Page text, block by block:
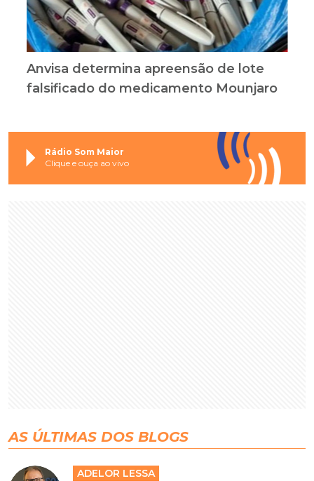
Anvisa determina apreensão de lote
falsificado do medicamento Mounjaro
Rádio Som Maior
Clique e ouça ao vivo
AS ÚLTIMAS DOS BLOGS
ADELOR LESSA